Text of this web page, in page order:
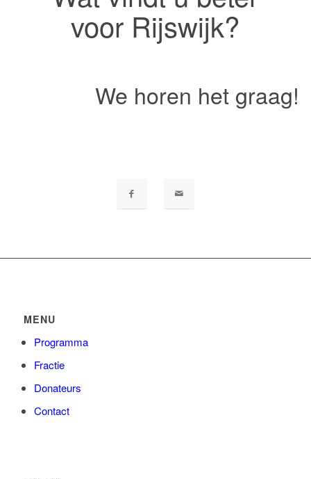
voor Rijswijk?
We horen het graag!
MENU
Programma
Fractie
Donateurs
Contact